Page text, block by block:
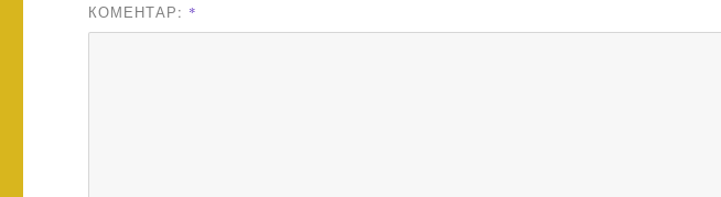
КОМЕНТАР: *